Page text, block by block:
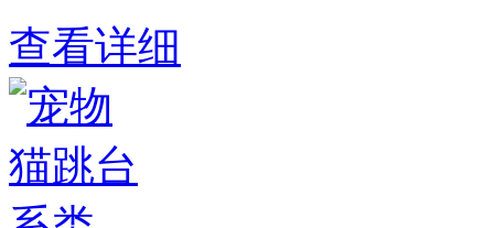
查看详细